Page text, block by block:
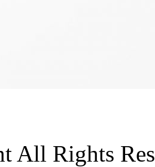
All Rights